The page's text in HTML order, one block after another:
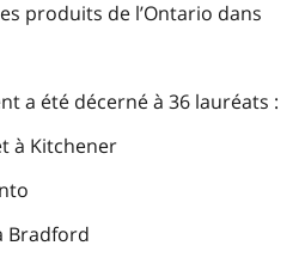
produits de l’Ontario dans
a été décerné à 36 lauréats :
à Kitchener
Bradford